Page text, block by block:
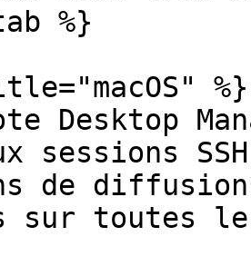
%}
Desktop
sessions
de
sur toutes